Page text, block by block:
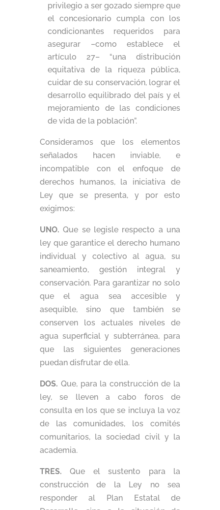
privilegio a ser gozado siempre que
el concesionario cumpla con los
condicionantes requeridos para
asegurar –como establece el
artículo 27– “una distribución
equitativa de la riqueza pública,
cuidar de su conservación, lograr el
desarrollo equilibrado del país y el
mejoramiento de las condiciones
de vida de la población”.
Consideramos que los elementos
señalados hacen inviable, e
incompatible con el enfoque de
derechos humanos, la iniciativa de
Ley que se presenta, y por esto
exigimos:
UNO. Que se legisle respecto a una
ley que garantice el derecho humano
individual y colectivo al agua, su
saneamiento, gestión integral y
conservación. Para garantizar no solo
que el agua sea accesible y
asequible, sino que también se
conserven los actuales niveles de
agua superficial y subterránea, para
que las siguientes generaciones
puedan disfrutar de ella.
DOS. Que, para la construcción de la
ley, se lleven a cabo foros de
consulta en los que se incluya la voz
de las comunidades, los comités
comunitarios, la sociedad civil y la
academia.
TRES. Que el sustento para la
construcción de la Ley no sea
responder al Plan Estatal de